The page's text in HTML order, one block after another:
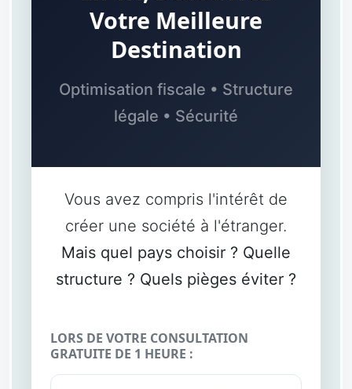
Votre Meilleure
Destination
Optimisation fiscale • Structure
légale • Sécurité
Vous avez compris l'intérêt de
créer une société à l'étranger.
Mais quel pays choisir ? Quelle
structure ? Quels pièges éviter ?
LORS DE VOTRE CONSULTATION
GRATUITE DE 1 HEURE :